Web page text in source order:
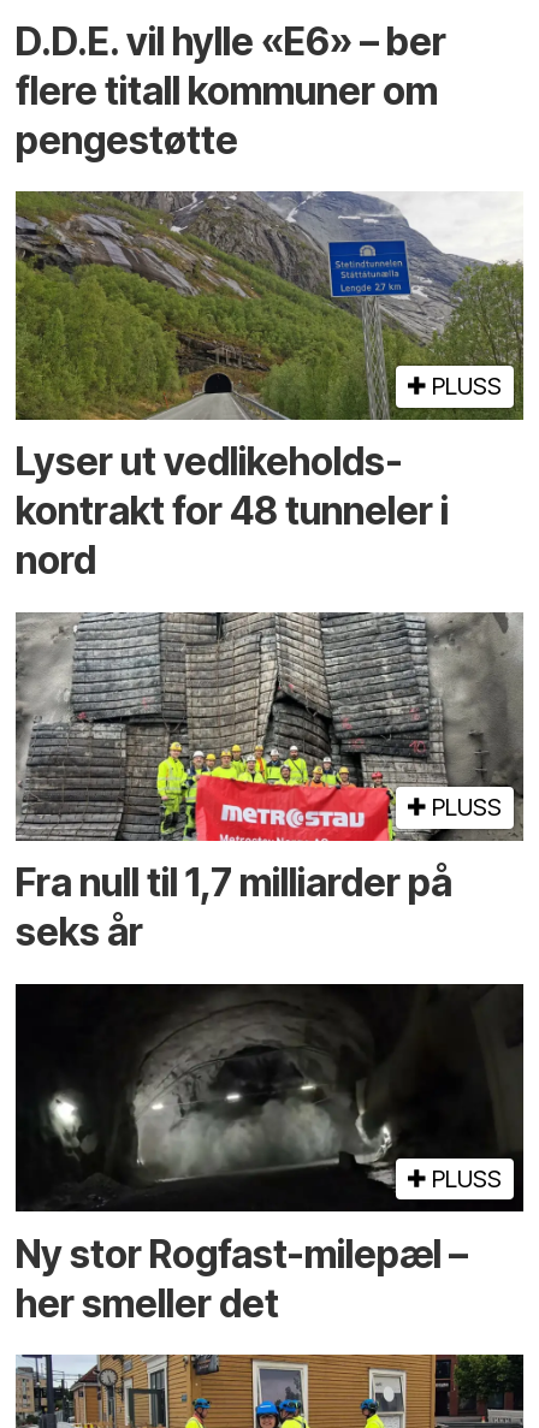
D.D.E. vil hylle «E6» – ber
flere titall kommuner om
pengestøtte
PLUSS
Lyser ut vedlikeholds­
kontrakt for 48 tunneler i
nord
PLUSS
Fra null til 1,7 milliarder på
seks år
PLUSS
Ny stor Rogfast-milepæl –
her smeller det